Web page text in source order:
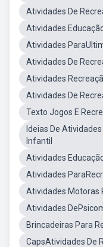
Atividades De
Atividades
Atividades
Atividades De
Atividades
Atividades De
Texto Jogos E
Ideias De
Infantil
Atividades
Atividades
Atividades Motoras
Atividades
Brincadeiras Para
CapsAtividades De